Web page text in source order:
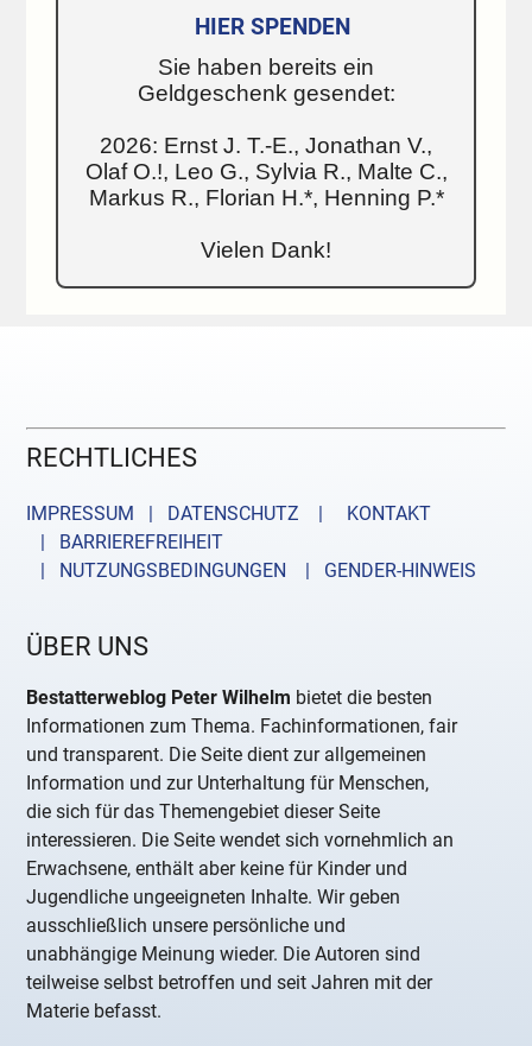
HIER SPENDEN
Sie haben bereits ein
Geldgeschenk gesendet:
2026: Ernst J. T.-E., Jonathan V.,
Olaf O.!, Leo G., Sylvia R., Malte C.,
Markus R., Florian H.*, Henning P.*
Vielen Dank!
RECHTLICHES
IMPRESSUM | DATENSCHUTZ |
KONTAKT
| BARRIEREFREIHEIT
| NUTZUNGSBEDINGUNGEN
| GENDER-HINWEIS
ÜBER UNS
Bestatterweblog Peter Wilhelm bietet die besten
Informationen zum Thema. Fachinformationen, fair
und transparent. Die Seite dient zur allgemeinen
Information und zur Unterhaltung für Menschen,
die sich für das Themengebiet dieser Seite
interessieren. Die Seite wendet sich vornehmlich an
Erwachsene, enthält aber keine für Kinder und
Jugendliche ungeeigneten Inhalte. Wir geben
ausschließlich unsere persönliche und
unabhängige Meinung wieder. Die Autoren sind
teilweise selbst betroffen und seit Jahren mit der
Materie befasst.